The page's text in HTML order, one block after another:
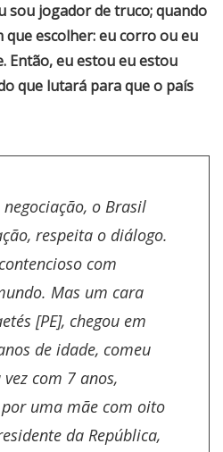
sou jogador de truco; quando
que escolher: eu corro ou eu
Então, eu estou eu estou
que lutará para que o país
o Brasil
respeita o diálogo.
com
Mas um cara
[PE], chegou em
de idade, comeu
com 7 anos,
uma mãe com oito
da República,